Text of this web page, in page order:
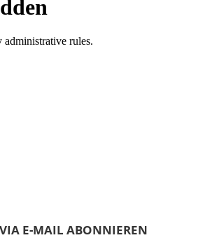
E-MAIL ABONNIEREN